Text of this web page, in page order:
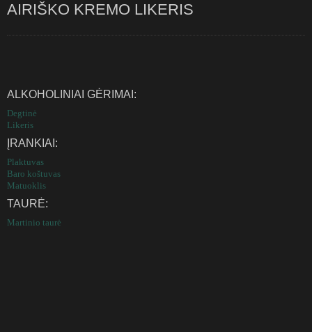
AIRIŠKO KREMO LIKERIS
ALKOHOLINIAI GĖRIMAI:
Degtinė
Likeris
ĮRANKIAI:
Plaktuvas
Baro koštuvas
Matuoklis
TAURĖ:
Martinio taurė